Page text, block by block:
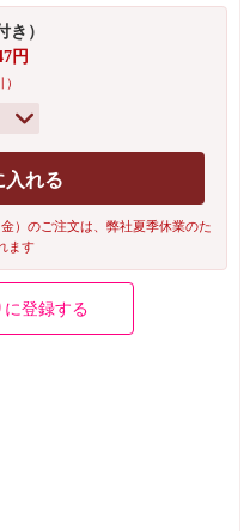
き）
円
）
入れる
）のご注文は、弊社夏季休業のた
ます
登録する